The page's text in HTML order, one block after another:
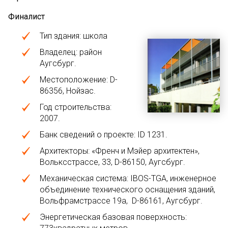
Финалист
Тип здания: школа
Владелец: район
Аугсбург.
Местоположение: D-
86356, Нойзас.
Год строительства:
2007.
Банк сведений о проекте: ID 1231.
Архитекторы: «Френч и Мэйер архитектен»,
Вольксстрассе, 33, D-86150, Аугсбург.
Механическая система: IBOS-TGA, инженерное
объединение технического оснащения зданий,
Вольфрамстрассе 19а, D-86161, Аугсбург.
Энергетическая базовая поверхность: